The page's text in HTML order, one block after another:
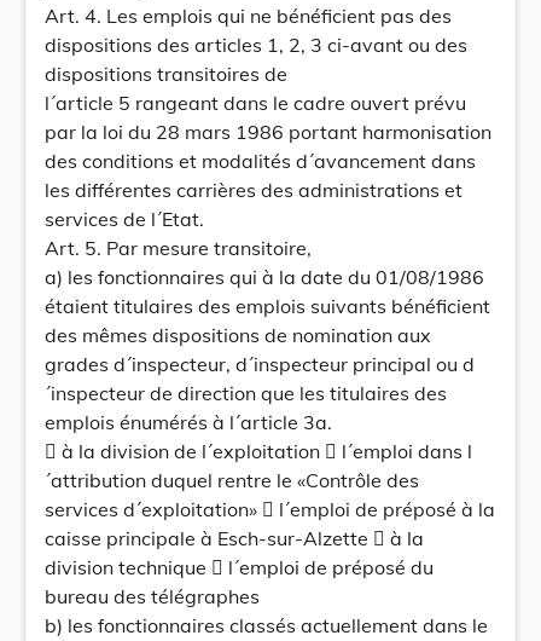
Art. 4. Les emplois qui ne bénéficient pas des
dispositions des articles 1, 2, 3 ci-avant ou des
dispositions transitoires de
l´article 5 rangeant dans le cadre ouvert prévu
par la loi du 28 mars 1986 portant harmonisation
des conditions et modalités d´avancement dans
les différentes carrières des administrations et
services de l´Etat.
Art. 5. Par mesure transitoire,
a) les fonctionnaires qui à la date du 01/08/1986
étaient titulaires des emplois suivants bénéficient
des mêmes dispositions de nomination aux
grades d´inspecteur, d´inspecteur principal ou d
´inspecteur de direction que les titulaires des
emplois énumérés à l´article 3a.
 à la division de l´exploitation  l´emploi dans l
´attribution duquel rentre le «Contrôle des
services d´exploitation»  l´emploi de préposé à la
caisse principale à Esch-sur-Alzette  à la
division technique  l´emploi de préposé du
bureau des télégraphes
b) les fonctionnaires classés actuellement dans le